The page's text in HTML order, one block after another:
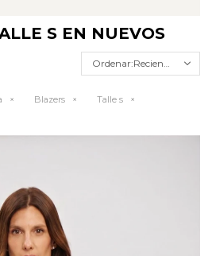
S EN NUEVOS
Recientes
Blazers Talle s